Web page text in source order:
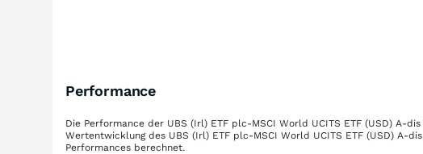
Performance
Die Performance der UBS (Irl) ETF plc-MSCI World UCITS ETF (USD) A-dis
Wertentwicklung des UBS (Irl) ETF plc-MSCI World UCITS ETF (USD) A-dis
Performances berechnet.